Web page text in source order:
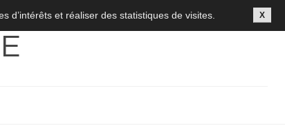
d’intérêts et réaliser des statistiques de visites. X